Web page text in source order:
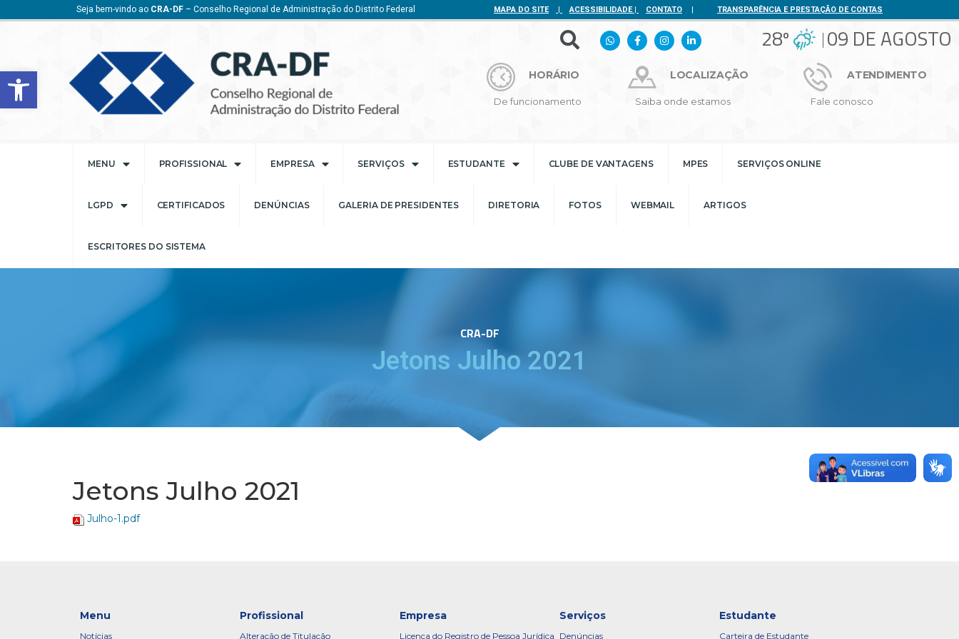
Barra de Ferramentas Aberta
Seja bem-vindo ao CRA-DF – Conselho Regional de Administração do Distrito Federal MAPA DO SITE | ACESSIBILIDADE| CONTATO | TRANSPARÊNCIA E PRESTAÇÃO DE CONTAS
28º 09 DE AGOSTO
HORÁRIO
De funcionamento
LOCALIZAÇÃO
Saiba onde estamos
ATENDIMENTO
Fale conosco
MENU PROFISSIONAL EMPRESA SERVIÇOS ESTUDANTE CLUBE DE VANTAGENS MPES SERVIÇOS ONLINE
LGPD CERTIFICADOS DENÚNCIAS GALERIA DE PRESIDENTES DIRETORIA FOTOS WEBMAIL ARTIGOS
ESCRITORES DO SISTEMA
CRA-DF
Jetons Julho 2021
Jetons Julho 2021
Julho-1.pdf
Menu
Notícias
Profissional
Alteração de Titulação
Empresa
Licença do Registro de Pessoa Jurídica
Serviços
Denúncias
Estudante
Carteira de Estudante